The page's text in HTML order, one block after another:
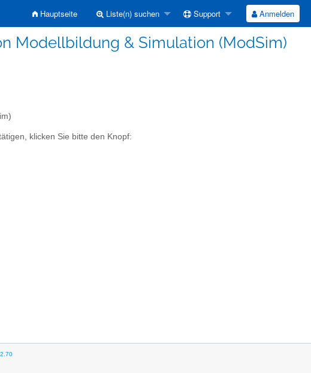
Hauptseite Liste(n) suchen Support Anmelden
Modellbildung & Simulation (ModSim)
klicken Sie bitte den Knopf: